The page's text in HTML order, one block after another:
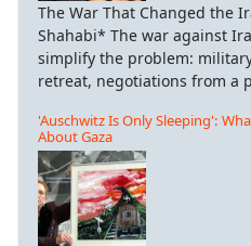
The War That Changed the
Shahabi* The war against
simplify the problem: military
retreat, negotiations from a
'Auschwitz Is Only Sleeping':
About Gaza